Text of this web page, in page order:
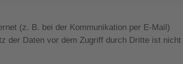
(z. B. bei der Kommunikation per E-Mail)
der Daten vor dem Zugriff durch Dritte ist nicht